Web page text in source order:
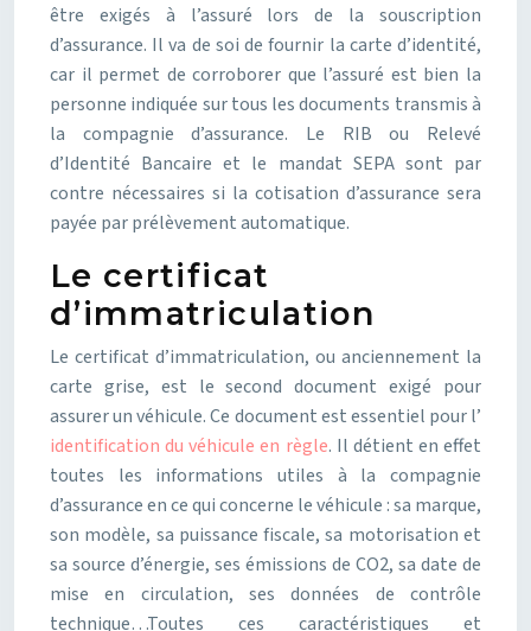
être exigés à l’assuré lors de la souscription
d’assurance. Il va de soi de fournir la carte d’identité,
car il permet de corroborer que l’assuré est bien la
personne indiquée sur tous les documents transmis à
la compagnie d’assurance. Le RIB ou Relevé
d’Identité Bancaire et le mandat SEPA sont par
contre nécessaires si la cotisation d’assurance sera
payée par prélèvement automatique.
Le certificat
d’immatriculation
Le certificat d’immatriculation, ou anciennement la
carte grise, est le second document exigé pour
assurer un véhicule. Ce document est essentiel pour l’
identification du véhicule en règle. Il détient en effet
toutes les informations utiles à la compagnie
d’assurance en ce qui concerne le véhicule : sa marque,
son modèle, sa puissance fiscale, sa motorisation et
sa source d’énergie, ses émissions de CO2, sa date de
mise en circulation, ses données de contrôle
technique…Toutes ces caractéristiques et